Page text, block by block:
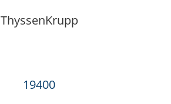
ThyssenKrupp
19400